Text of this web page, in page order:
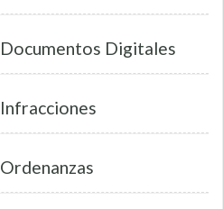
Documentos Digitales
Infracciones
Ordenanzas